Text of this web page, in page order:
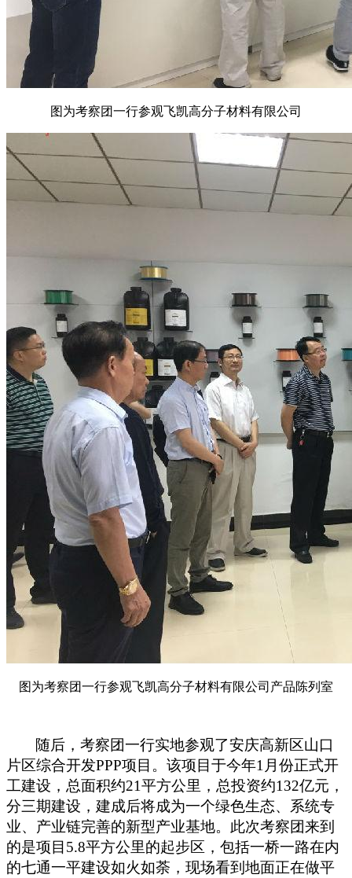
图为考察团一行参观飞凯高分子材料有限公司
图为考察团一行参观飞凯高分子材料有限公司产品陈列室
随后，考察团一行实地参观了安庆高新区山口
片区综合开发PPP项目。该项目于今年1 月份正式开
工建设，总面积约21平方公里，总投资约132亿元，
分三期建设，建成后将成为一个绿色生态、系统专
业、产业链完善的新型产业基地。此次考察团来到
的是项目5.8平方公里的起步区，包括一桥一路在内
的七通一平建设如火如荼，现场看到地面正在做平